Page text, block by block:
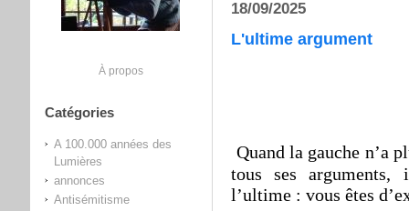
À propos
Catégories
A 100.000 années des
Lumières
annonces
Antisémitisme
18/09/2025
L'ultime argument
Quand la gauche n’a
tous ses
l’ultime : vous êtes